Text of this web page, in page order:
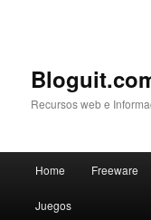
Recursos web e
Skip
to
Home Freeware
Juegos